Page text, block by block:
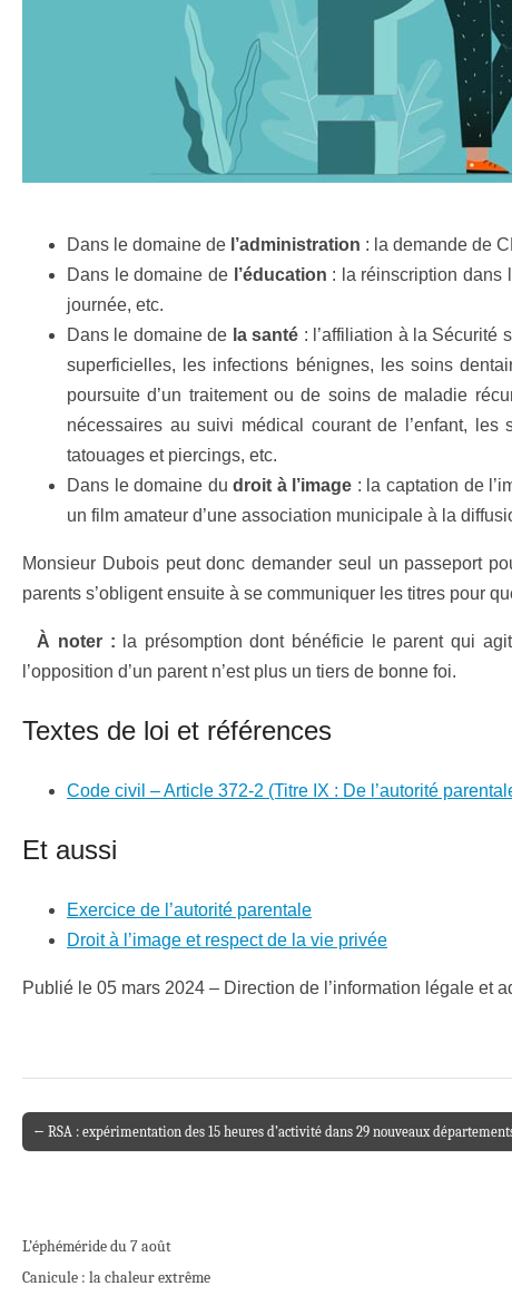
Dans le domaine de l’administration : la demande de
Dans le domaine de l’éducation : la réinscription dans
journée, etc.
Dans le domaine de la santé : l’affiliation à la Sécurité
superficielles, les infections bénignes, les soins
poursuite d’un traitement ou de soins de maladie
nécessaires au suivi médical courant de l’enfant,
tatouages et piercings, etc.
Dans le domaine dudroit à l’image : la captation de
un film amateur d’une association municipale à la
Monsieur Dubois peut donc demander seul un passeport
parents s’obligent ensuite à se communiquer les titres pour
À noter : la présomption dont bénéficie le parent qui
l’opposition d’un parent n’est plus un tiers de bonne foi.
Textes de loi et références
Code civil – Article 372-2 (Titre IX : De l’autorité
Et aussi
Exercice de l’autorité parentale
Droit à l’image et respect de la vie privée
Publié le 05 mars 2024 – Direction de l’information légale et
Post navigation
← RSA : expérimentation des 15 heures d’activité dans 29 nouveaux
L’éphéméride du 7 août
Canicule : la chaleur extrême